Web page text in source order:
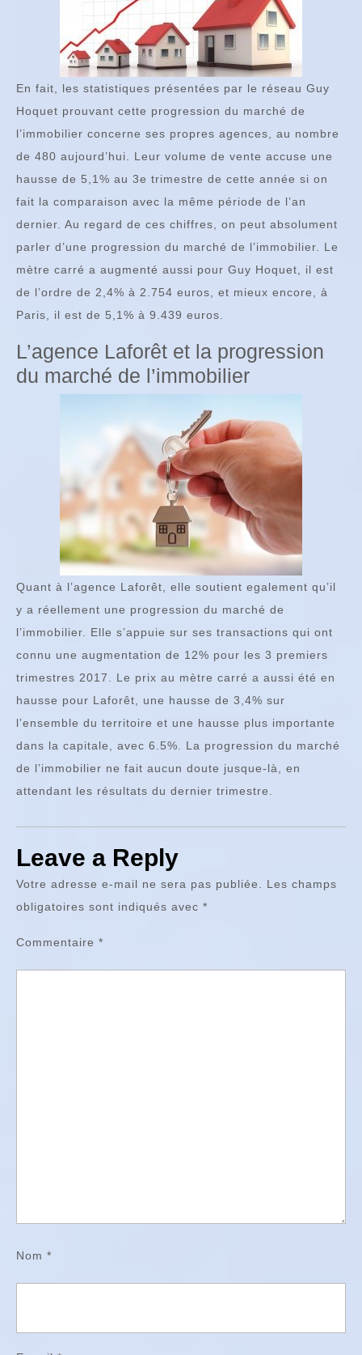
En fait, les statistiques présentées par le réseau Guy
Hoquet prouvant cette progression du marché de
l’immobilier concerne ses propres agences, au nombre
de 480 aujourd’hui. Leur volume de vente accuse une
hausse de 5,1% au 3e trimestre de cette année si on
fait la comparaison avec la même période de l’an
dernier. Au regard de ces chiffres, on peut absolument
parler d’une progression du marché de l’immobilier. Le
mètre carré a augmenté aussi pour Guy Hoquet, il est
de l’ordre de 2,4% à 2.754 euros, et mieux encore, à
Paris, il est de 5,1% à 9.439 euros.
L’agence Laforêt et la progression
du marché de l’immobilier
Quant à l’agence Laforêt, elle soutient egalement qu’il
y a réellement une progression du marché de
l’immobilier. Elle s’appuie sur ses transactions qui ont
connu une augmentation de 12% pour les 3 premiers
trimestres 2017. Le prix au mètre carré a aussi été en
hausse pour Laforêt, une hausse de 3,4% sur
l’ensemble du territoire et une hausse plus importante
dans la capitale, avec 6.5%. La progression du marché
de l’immobilier ne fait aucun doute jusque-là, en
attendant les résultats du dernier trimestre.
Leave a Reply
Votre adresse e-mail ne sera pas publiée.
Les champs
obligatoires sont indiqués avec *
Commentaire *
Nom *